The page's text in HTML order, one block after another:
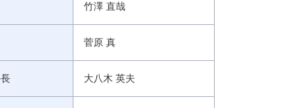
竹澤 直哉
菅原 真
大八木 英夫